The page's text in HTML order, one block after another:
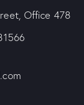
Office 478